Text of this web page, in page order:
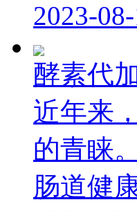
2023-
酵素代
近年来
的青睐
肠道健